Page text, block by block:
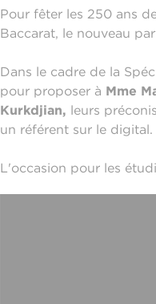
Pour fêter les 250 ans
Baccarat, le nouveau
Dans le cadre de la
pour proposer à Mme
Kurkdjian, leurs
un référent sur le digital.
L'occasion pour les